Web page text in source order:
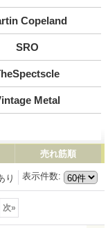
Copeland
SRO
Metal
売れ筋順
表示件数:
り
次»